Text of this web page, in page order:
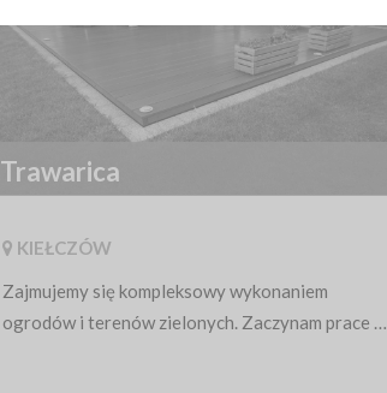
Trawarica
KIEŁCZÓW
Zajmujemy się kompleksowy wykonaniem
ogrodów i terenów zielonych. Zaczynam prace od